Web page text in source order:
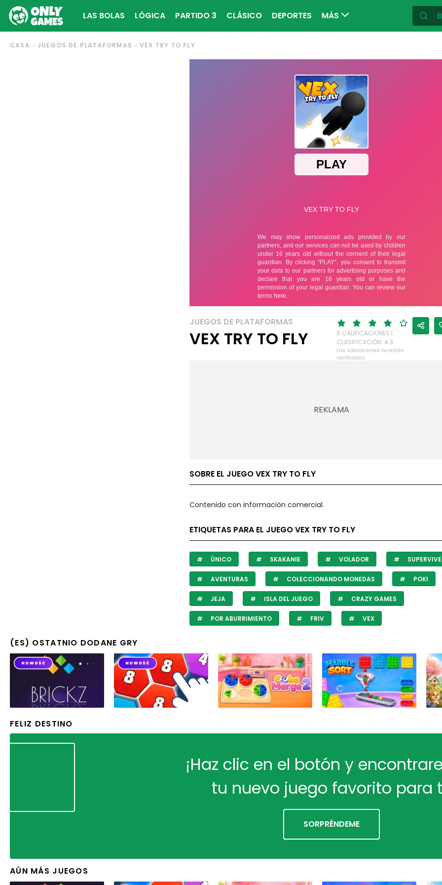
LAS BOLAS LÓGICA PARTIDO 3 CLÁSICO DEPORTES MÁS
CASA JUEGOS DE PLATAFORMAS VEX TRY TO FLY
JUEGOS DE PLATAFORMAS
VEX TRY TO FLY
6 CALIFICACIONES |
CLASIFICACIÓN: 4.3
Las valoraciones no están
verificadas
SOBRE EL JUEGO VEX TRY TO FLY
Contenido con información comercial.
ETIQUETAS PARA EL JUEGO VEX TRY TO FLY
ÚNICO SKAKANIE VOLADOR
AVENTURAS COLECCIONANDO MONEDAS POKI
JEJA ISLA DEL JUEGO CRAZY GAMES
POR ABURRIMIENTO FRIV VEX
(ES) OSTATNIO DODANE GRY
FELIZ DESTINO
¡Haz clic en el botón y
tu nuevo juego favorito para
SORPRÉNDEME
AÚN MÁS JUEGOS